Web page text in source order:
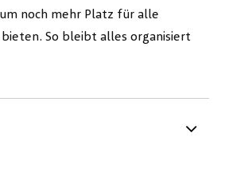
noch mehr Platz für alle
So bleibt alles organisiert